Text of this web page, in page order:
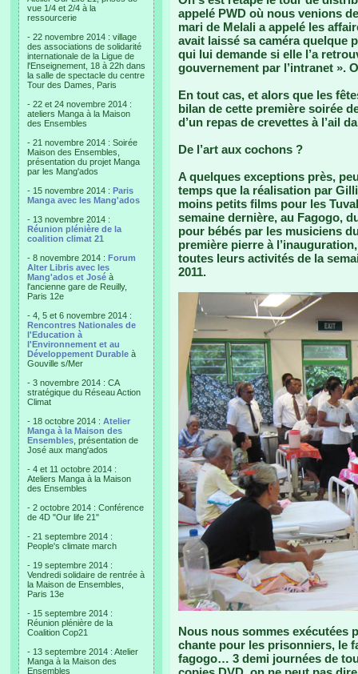
vue 1/4 et 2/4 à la
ressourcerie
- 22 novembre 2014 : village
des associations de solidarité
internationale de la Ligue de
l'Enseignement, 18 à 22h dans
la salle de spectacle du centre
Tour des Dames, Paris
- 22 et 24 novembre 2014 :
ateliers Manga à la Maison
des Ensembles
- 21 novembre 2014 : Soirée
Maison des Ensembles,
présentation du projet Manga
par les Mang'ados
- 15 novembre 2014 : Paris
Manga avec les Mang'ados
- 13 novembre 2014 :
Réunion plénière de la
coalition climat 21
- 8 novembre 2014 : Forum
Alter Libris avec les
Mang'ados et José à
l'ancienne gare de Reuilly,
Paris 12e
- 4, 5 et 6 novembre 2014 :
Rencontres Nationales de
l'Education à
l'Environnement et au
Développement Durable à
Gouville s/Mer
- 3 novembre 2014 : CA
stratégique du Réseau Action
Climat
- 18 octobre 2014 : Atelier
Manga à la Maison des
Ensembles , présentation de
José aux mang'ados
- 4 et 11 octobre 2014 :
Ateliers Manga à la Maison
des Ensembles
- 2 octobre 2014 : Conférence
de 4D "Our life 21"
- 21 septembre 2014 :
People's climate march
- 19 septembre 2014 :
Vendredi solidaire de rentrée à
la Maison de Ensembles,
Paris 13e
- 15 septembre 2014 :
Réunion plénière de la
Coalition Cop21
- 13 septembre 2014 : Atelier
Manga à la Maison des
Ensembles
appelé PWD où nous venions
mari de Melali a appelé les
avait laissé sa caméra quelque
qui lui demande si elle l’a
gouvernement par l’intranet ».
En tout cas, et alors que les
bilan de cette première soirée
d’un repas de crevettes à l’ail
De l’art aux cochons ?
A quelques exceptions près,
temps que la réalisation par
moins petits films pour les
semaine dernière, au Fagogo,
pour bébés par les musiciens
première pierre à
toutes leurs activités de la
2011.
Nous nous sommes exécutées
chante pour les prisonniers, le
fagogo… 3 demi journées de